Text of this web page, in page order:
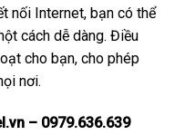
nối Internet, bạn có thể
cách dễ dàng. Điều
cho bạn, cho phép
nơi.
– 0979.636.639